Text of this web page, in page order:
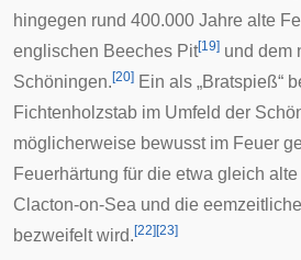
hingegen rund 400.000 Jahre alte
englischen Beeches Pit[19] und dem
Schöningen. [20] Ein als „Bratspieß“
Fichtenholzstab im Umfeld der
möglicherweise bewusst im Feuer
Feuerhärtung für die etwa gleich
Clacton-on-Sea und die eemzeitliche
bezweifelt wird. [22] [23]